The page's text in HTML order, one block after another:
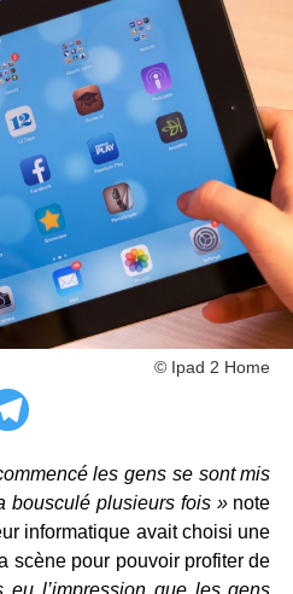
© Ipad 2 Home
les gens se sont mis
bousculé plusieurs fois »note
informatique avait choisi une
scène pour pouvoir profiter de